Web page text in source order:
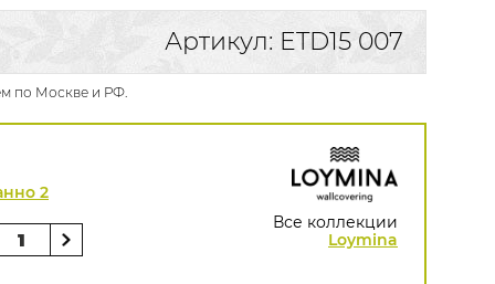
Америка
Англия Бельгия
Германия
Голландия
Россия Все страны
York
Khroma
Bernardo Bartalucci
Zambaiti
AS Creation
Hygge Roll
Артикул: ETD15 007
по Москве и РФ.
Все коллекции
Loymina
2